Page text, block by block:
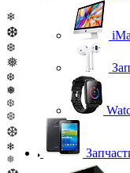
❄
❆
❆
❅
❆
❅
❆
❆
❆
❄
❅